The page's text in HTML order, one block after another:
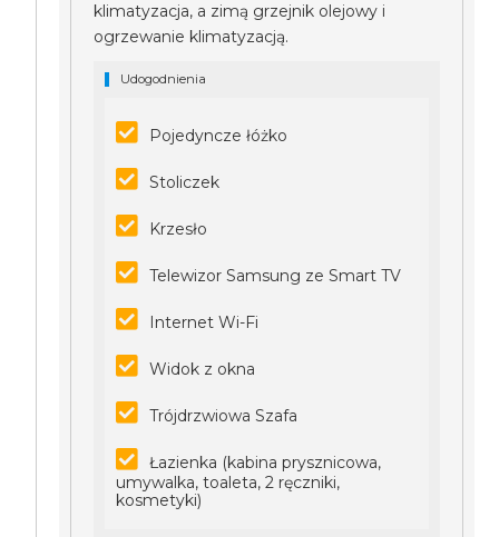
klimatyzacja, a zimą grzejnik olejowy i
ogrzewanie klimatyzacją.
Udogodnienia
Pojedyncze łóżko
Stoliczek
Krzesło
Telewizor Samsung ze Smart TV
Internet Wi-Fi
Widok z okna
Trójdrzwiowa Szafa
Łazienka (kabina prysznicowa,
umywalka, toaleta, 2 ręczniki,
kosmetyki)